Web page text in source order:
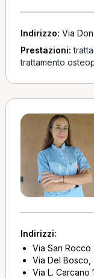
Indirizzo: Via
Prestazioni:
trattamento
Indirizzi:
Via San
Via Del Bosco,
Via L. Carcano